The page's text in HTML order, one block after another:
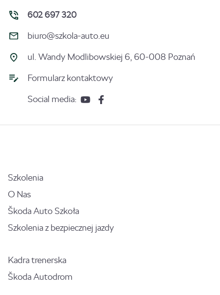
602 697 320
biuro@szkola-auto.eu
ul. Wandy Modlibowskiej 6, 60-008 Poznań
Formularz kontaktowy
Social media:
Szkolenia
O Nas
Škoda Auto Szkoła
Szkolenia z bezpiecznej jazdy
Kadra trenerska
Škoda Autodrom